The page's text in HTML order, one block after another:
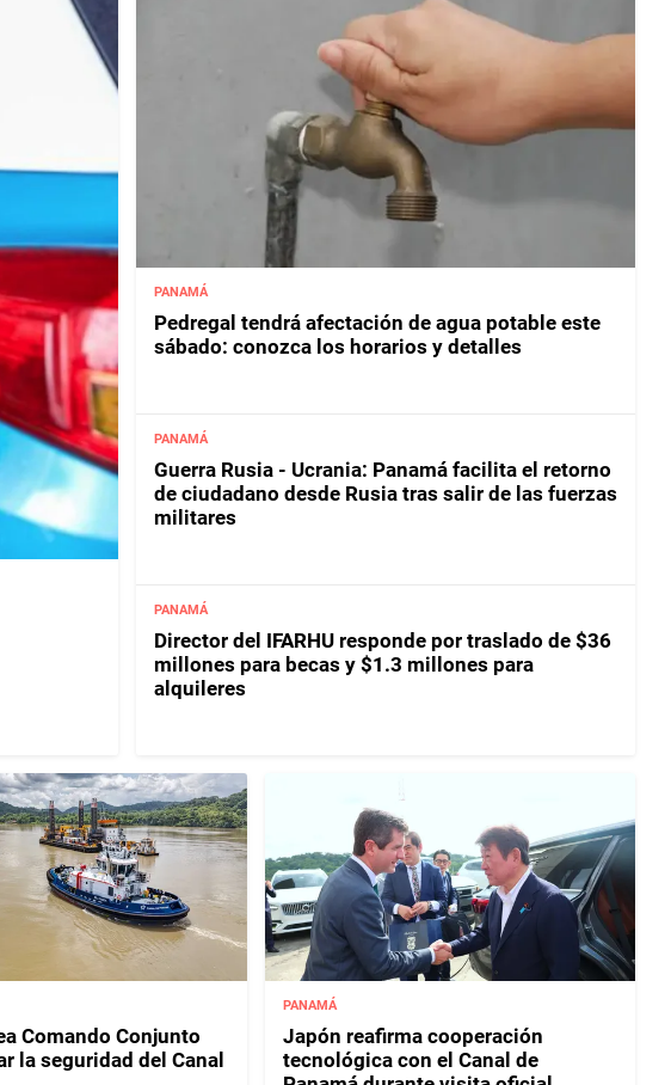
PANAMÁ
Pedregal tendrá afectación de agua potable este
sábado: conozca los horarios y detalles
PANAMÁ
Guerra Rusia - Ucrania: Panamá facilita el retorno
de ciudadano desde Rusia tras salir de las fuerzas
militares
PANAMÁ
Director del IFARHU responde por traslado de $36
millones para becas y $1.3 millones para
alquileres
Comando Conjunto
la seguridad del Canal
PANAMÁ
Japón reafirma cooperación
tecnológica con el Canal de